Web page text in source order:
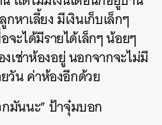
าเลี้ยง มีเงินเก็บเล็กๆ
ะได้มีรายได้เล็กๆ น้อยๆ
ช่าห้องอยู่ นอกจากจะไม่มี
วัน ค่าห้องอีกด้วย
มันนะ” ป้าจุ๋มบอก